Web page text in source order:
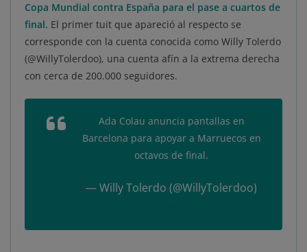
Copa Mundial contra España para el pase a cuartos de
final. El primer tuit que apareció al respecto se
corresponde con la cuenta conocida como Willy Tolerdo
(@WillyTolerdoo), una cuenta afín a la extrema derecha
con cerca de 200.000 seguidores.
Ada Colau anuncia pantallas en
Barcelona para apoyar a Marruecos en
octavos de final.
— Willy Tolerdo (@WillyTolerdoo)